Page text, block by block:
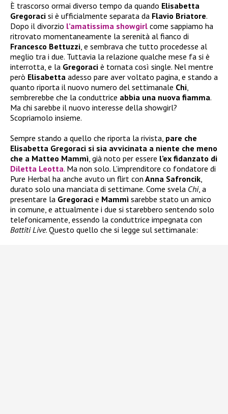
È trascorso ormai diverso tempo da quando Elisabetta
Gregoraci si è ufficialmente separata da Flavio Briatore.
Dopo il divorzio l’amatissima showgirl come sappiamo ha
ritrovato momentaneamente la serenità al fianco di
Francesco Bettuzzi, e sembrava che tutto procedesse al
meglio tra i due. Tuttavia la relazione qualche mese fa si è
interrotta, e la Gregoraci è tornata così single. Nel mentre
però Elisabetta adesso pare aver voltato pagina, e stando a
quanto riporta il nuovo numero del settimanale Chi,
sembrerebbe che la conduttrice abbia una nuova fiamma.
Ma chi sarebbe il nuovo interesse della showgirl?
Scopriamolo insieme.
Sempre stando a quello che riporta la rivista, pare che
Elisabetta Gregoraci si sia avvicinata a niente che meno
che a Matteo Mammì, già noto per essere l’ex fidanzato di
Diletta Leotta. Ma non solo. L’imprenditore co fondatore di
Pure Herbal ha anche avuto un flirt con Anna Safroncik,
durato solo una manciata di settimane. Come svela Chi, a
presentare la Gregoraci e Mammì sarebbe stato un amico
in comune, e attualmente i due si starebbero sentendo solo
telefonicamente, essendo la conduttrice impegnata con
Battiti Live. Questo quello che si legge sul settimanale: